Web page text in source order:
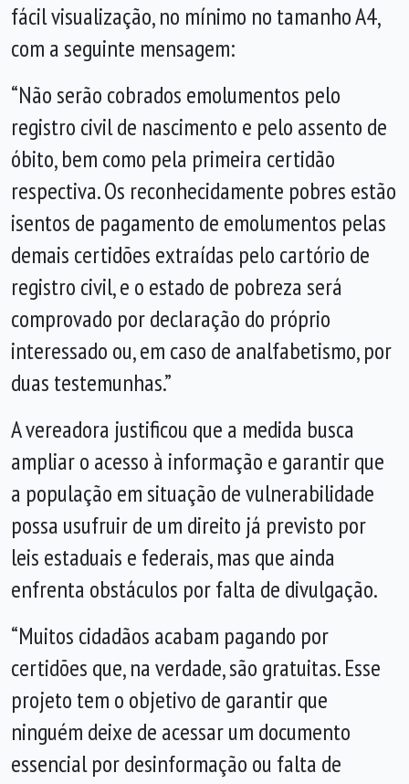
fácil visualização, no mínimo no tamanho A4,
com a seguinte mensagem:
“Não serão cobrados emolumentos pelo
registro civil de nascimento e pelo assento de
óbito, bem como pela primeira certidão
respectiva. Os reconhecidamente pobres estão
isentos de pagamento de emolumentos pelas
demais certidões extraídas pelo cartório de
registro civil, e o estado de pobreza será
comprovado por declaração do próprio
interessado ou, em caso de analfabetismo, por
duas testemunhas.”
A vereadora justificou que a medida busca
ampliar o acesso à informação e garantir que
a população em situação de vulnerabilidade
possa usufruir de um direito já previsto por
leis estaduais e federais, mas que ainda
enfrenta obstáculos por falta de divulgação.
“Muitos cidadãos acabam pagando por
certidões que, na verdade, são gratuitas. Esse
projeto tem o objetivo de garantir que
ninguém deixe de acessar um documento
essencial por desinformação ou falta de